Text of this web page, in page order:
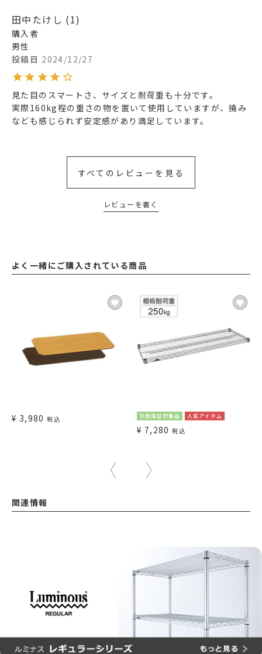
田中たけし 1
購入者
男性
投稿日 2024/12/27
見た目のスマートさ、サイズと耐荷重も十分です。
実際160kg程の重さの物を置いて使用していますが、撓み
なども感じられず安定感があり満足しています。
すべてのレビューを見る
レビューを書く
よく一緒にご購入されている商品
¥ 3,980 税込 交換保証対象品 人気アイテム
¥ 7,280 税込
関連情報